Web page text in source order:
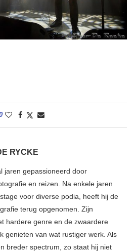
RYCKE
jaren gepassioneerd door
en reizen. Na enkele jaren
voor diverse podia, heeft hij de
terug opgenomen. Zijn
hardere genre en de zwaardere
genieten van wat rustiger werk. Als
breder spectrum, zo staat hij niet